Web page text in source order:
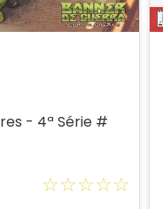
- 4ª Série #
☆☆☆☆☆